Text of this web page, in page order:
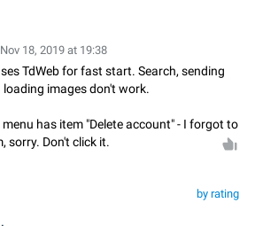
Nov 18, 2019 at 19:38
TdWeb for fast start. Search, sending
loading images don't work.
has item "Delete account" - I forgot to
sorry. Don't click it.
by rating